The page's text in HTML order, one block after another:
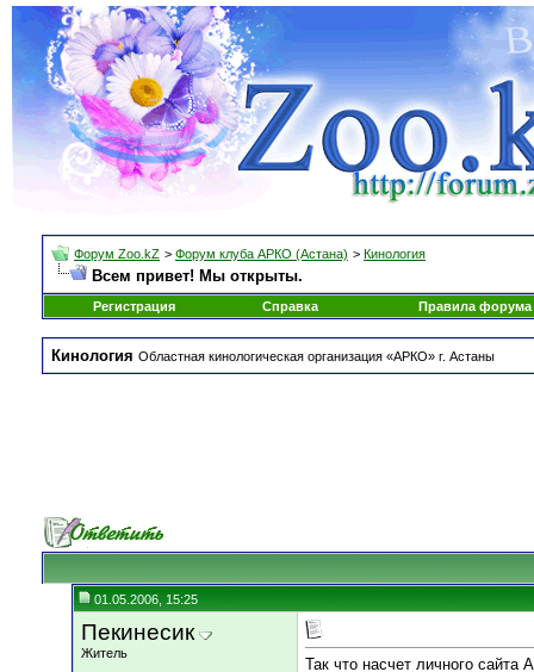
Форум Zoo.kZ > Форум клуба АРКО (Астана) > Кинология
Всем привет! Мы открыты.
Регистрация Справка Правила форума
Кинология Областная кинологическая организация «АРКО» г. Астаны
01.05.2006, 15:25
Пекинесик
Житель
Так что насчет личного сайта